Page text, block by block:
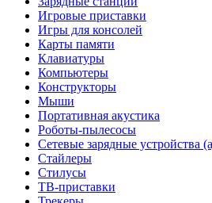
Игровые приставки
Игры для консолей
Карты памяти
Клавиатуры
Компьютеры
Конструкторы
Мыши
Портативная акустика
Роботы-пылесосы
Сетевые зарядные устройства
Стайлеры
Стилусы
ТВ-приставки